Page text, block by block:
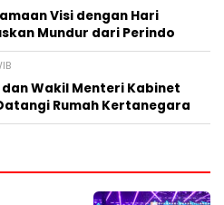
Visi dengan Hari
Mundur dari Perindo
Wakil Menteri Kabinet
Rumah Kertanegara